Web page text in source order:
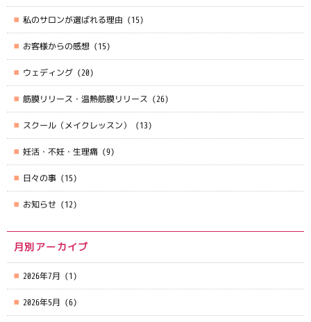
私のサロンが選ばれる理由 (15)
お客様からの感想 (15)
ウェディング (20)
筋膜リリース・温熱筋膜リリース (26)
スクール（メイクレッスン） (13)
妊活・不妊・生理痛 (9)
日々の事 (15)
お知らせ (12)
月別アーカイブ
2026年7月 (1)
2026年5月 (6)